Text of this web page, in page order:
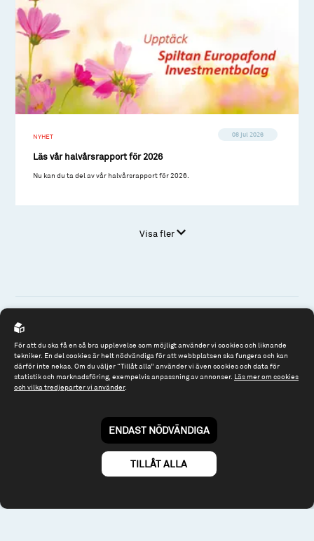
NYHET 08 jul 2026
Läs vår halvårsrapport för 2026
Nu kan du ta del av vår halvårsrapport för 2026.
Visa fler
Spiltan Fonder AB
Riddargatan 17
114 57 Stockholm
Tel: 08 - 545 813 40
fonder@spiltanfonder.se
För att du ska få en så bra upplevelse som möjligt använder vi cookies och liknande
tekniker. En del cookies är helt nödvändiga för att webbplatsen ska fungera och kan
därför inte nekas. Om du väljer “Tillåt alla” använder vi även cookies och data för
statistik och marknadsföring, exempelvis anpassning av annonser. Läs mer om cookies
och vilka tredjeparter vi använder.
ENDAST NÖDVÄNDIGA
TILLÅT ALLA